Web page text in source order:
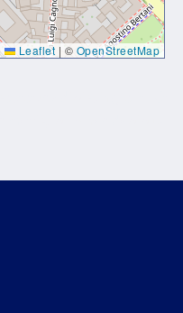
Leaflet | © OpenStreetMap